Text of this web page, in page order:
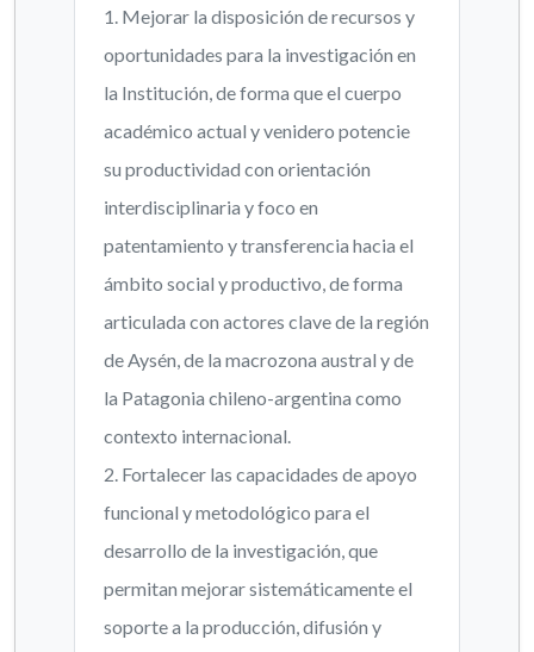
1. Mejorar la disposición de recursos y
oportunidades para la investigación en
la Institución, de forma que el cuerpo
académico actual y venidero potencie
su productividad con orientación
interdisciplinaria y foco en
patentamiento y transferencia hacia el
ámbito social y productivo, de forma
articulada con actores clave de la región
de Aysén, de la macrozona austral y de
la Patagonia chileno-argentina como
contexto internacional.
2. Fortalecer las capacidades de apoyo
funcional y metodológico para el
desarrollo de la investigación, que
permitan mejorar sistemáticamente el
soporte a la producción, difusión y